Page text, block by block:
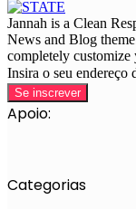
Jannah is a Clean
News and Blog
completely customize
Insira o seu endereço
Apoio:
Categorias